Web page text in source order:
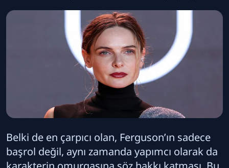
Belki de en çarpıcı olan, Ferguson’ın sadece
başrol değil, aynı zamanda yapımcı olarak da